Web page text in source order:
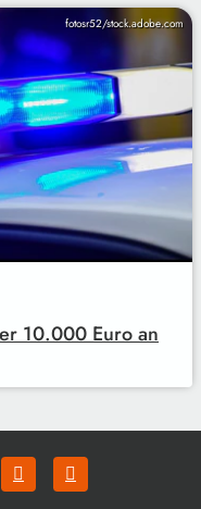
fotosr52/stock.adobe.com
10.000 Euro an